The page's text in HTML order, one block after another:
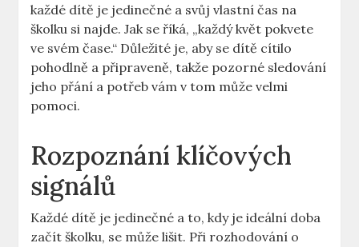
každé dítě je jedinečné a svůj vlastní čas na
školku si najde. ⁤Jak se říká, „každý ​květ‌ pokvete
ve svém čase.“ Důležité je, aby se ‌dítě‌ cítilo
pohodlně a připraveně,⁢ takže pozorné sledování
jeho přání a potřeb vám v tom může velmi‌
pomoci.
Rozpoznání klíčových
signálů
Každé dítě je jedinečné a to, kdy je⁢ ideální doba
začít školku, se může ​lišit. ‍Při rozhodování o